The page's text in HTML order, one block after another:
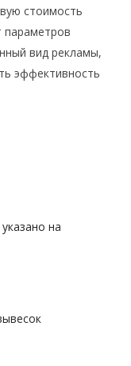
стоимость
параметров
вид рекламы,
эффективность
на